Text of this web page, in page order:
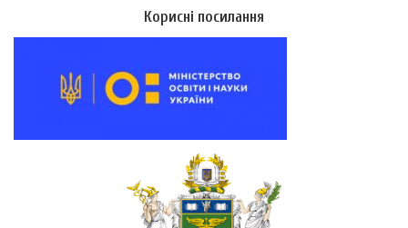
Корисні посилання